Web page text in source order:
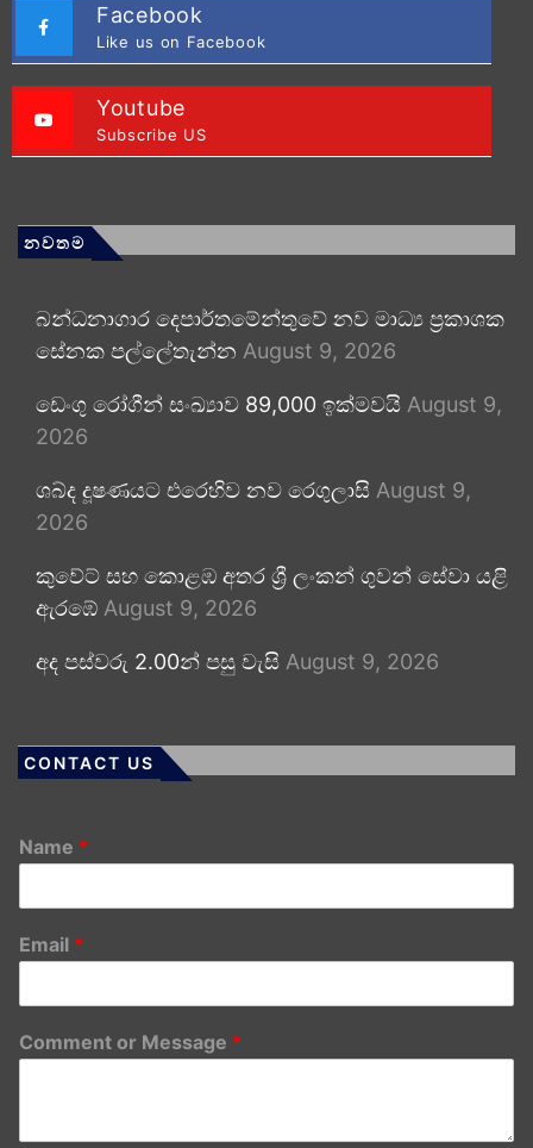
Facebook
Like us on Facebook
Youtube
Subscribe US
නවතම
බන්ධනාගාර දෙපාර්තමේන්තුවේ නව මාධ්‍ය ප්‍රකාශක
සේනක පල්ලේතැන්න August 9, 2026
ඩෙංගු රෝගීන් සංඛ්‍යාව 89,000 ඉක්මවයි August 9,
2026
ශබ්ද දූෂණයට එරෙහිව නව රෙගුලාසි August 9,
2026
කුවේට් සහ කොළඹ අතර ශ්‍රී ලංකන් ගුවන් සේවා යළි
ඇරඹේ August 9, 2026
අද පස්වරු 2.00න් පසු වැසි August 9, 2026
CONTACT US
Name *
Email *
Comment or Message *